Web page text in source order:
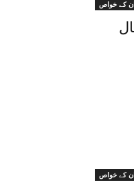
ان کے خواص
ان کے خواص